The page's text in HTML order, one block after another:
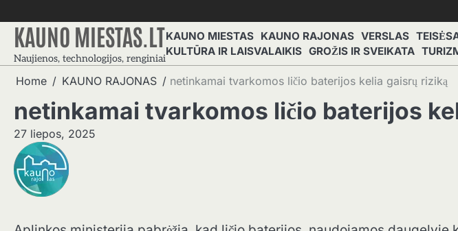
to
content
KAUNO MIESTAS.LT
Naujienos, technologijos, renginiai
KAUNO MIESTAS KAUNO RAJONAS VERSLAS
KULTŪRA IR LAISVALAIKIS GROŽIS IR SVEIKATA
Home KAUNO RAJONAS netinkamai tvarkomos ličio baterijos kelia gaisrų riziką
netinkamai tvarkomos ličio baterijos
27 liepos, 2025